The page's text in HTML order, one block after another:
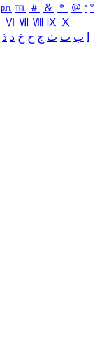
㏘ ℡ ＃ ＆ ＊ ＠ ª º
Ⅵ Ⅶ Ⅷ Ⅸ Ⅹ
ب ت ث ج ح خ د ذ